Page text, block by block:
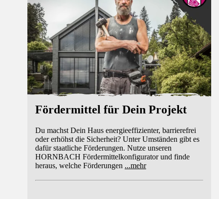
Fördermittel für Dein Projekt
Du machst Dein Haus energieeffizienter, barrierefrei
oder erhöhst die Sicherheit? Unter Umständen gibt es
dafür staatliche Förderungen. Nutze unseren
HORNBACH Fördermittelkonfigurator und finde
heraus, welche Förderungen ...mehr